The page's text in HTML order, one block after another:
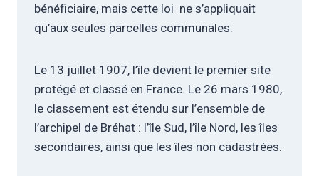
bénéficiaire, mais cette loi ne s’appliquait
qu’aux seules parcelles communales.
Le 13 juillet 1907, l’île devient le premier site
protégé et classé en France. Le 26 mars 1980,
le classement est étendu sur l’ensemble de
l’archipel de Bréhat : l’île Sud, l’île Nord, les îles
secondaires, ainsi que les îles non cadastrées.